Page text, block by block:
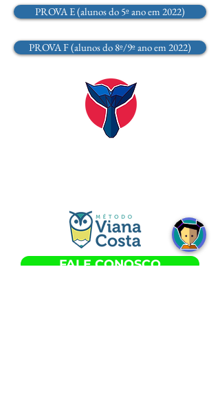
PROVA E (alunos do 5º ano em 2022)
PROVA F (alunos do 8º/9º ano em 2022)
FALE CONOSCO